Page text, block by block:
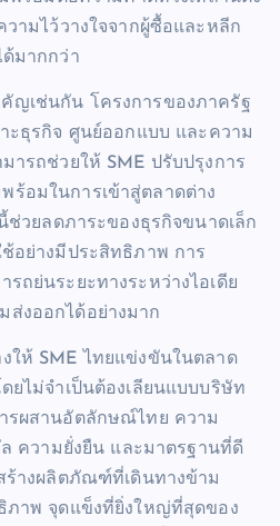
ามไว้วางใจจากผู้ซื้อและหลีก
มากกว่า
ญเช่นกัน โครงการของภาครัฐ
ะธุรกิจ ศูนย์ออกแบบ และความ
ารถช่วยให้ SME ปรับปรุงการ
อมในการเข้าสู่ตลาดต่าง
ช่วยลดภาระของธุรกิจขนาดเล็ก
อย่างมีประสิทธิภาพ การ
ถย่นระยะทางระหว่างไอเดีย
งออกได้อย่างมาก
ห้ SME ไทยแข่งขันในตลาด
ยไม่จำเป็นต้องเลียนแบบบริษัท
รผสานอัตลักษณ์ไทย ความ
ความยั่งยืน และมาตรฐานที่ดี
ร้างผลิตภัณฑ์ที่เดินทางข้าม
ภาพ จุดแข็งที่ยิ่งใหญ่ที่สุดของ